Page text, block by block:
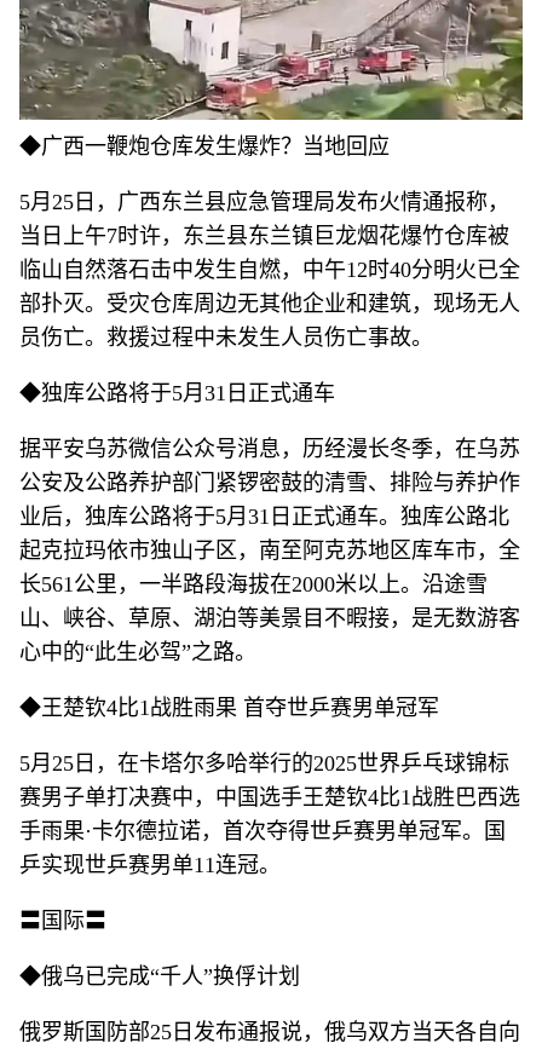
◆广西一鞭炮仓库发生爆炸？当地回应
5月25日，广西东兰县应急管理局发布火情通报称，
当日上午7时许，东兰县东兰镇巨龙烟花爆竹仓库被
临山自然落石击中发生自燃，中午12时40分明火已全
部扑灭。受灾仓库周边无其他企业和建筑，现场无人
员伤亡。救援过程中未发生人员伤亡事故。
◆独库公路将于5月31日正式通车
据平安乌苏微信公众号消息，历经漫长冬季，在乌苏
公安及公路养护部门紧锣密鼓的清雪、排险与养护作
业后，独库公路将于5月31日正式通车。独库公路北
起克拉玛依市独山子区，南至阿克苏地区库车市，全
长561公里，一半路段海拔在2000米以上。沿途雪
山、峡谷、草原、湖泊等美景目不暇接，是无数游客
心中的“此生必驾”之路。
◆王楚钦4比1战胜雨果 首夺世乒赛男单冠军
5月25日，在卡塔尔多哈举行的2025世界乒乓球锦标
赛男子单打决赛中，中国选手王楚钦4比1战胜巴西选
手雨果·卡尔德拉诺，首次夺得世乒赛男单冠军。国
乒实现世乒赛男单11连冠。
〓国际〓
◆俄乌已完成“千人”换俘计划
俄罗斯国防部25日发布通报说，俄乌双方当天各自向